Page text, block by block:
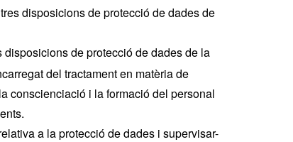
disposicions de protecció de dades de
de protecció de dades de la
del tractament en matèria de
conscienciació i la formació del personal
a la protecció de dades i supervisar-